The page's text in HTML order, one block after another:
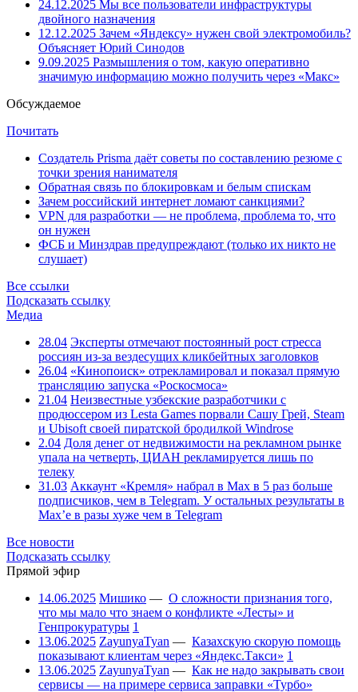
24.12.2025 Мы все пользователи инфраструктуры
двойного назначения
12.12.2025 Зачем «Яндексу» нужен свой электромобиль?
Объясняет Юрий Синодов
9.09.2025 Размышления о том, какую оперативно
значимую информацию можно получить через «Макс»
Обсуждаемое
Почитать
Создатель Prisma даёт советы по составлению резюме с
точки зрения нанимателя
Обратная связь по блокировкам и белым спискам
Зачем российский интернет ломают санкциями?
VPN для разработки — не проблема, проблема то, что
он нужен
ФСБ и Минздрав предупреждают (только их никто не
слушает)
Все ссылки
Подсказать ссылку
Медиа
28.04 Эксперты отмечают постоянный рост стресса
россиян из-за вездесущих кликбейтных заголовков
26.04 «Кинопоиск» отрекламировал и показал прямую
трансляцию запуска «Роскосмоса»
21.04 Неизвестные узбекские разработчики с
продюссером из Lesta Games порвали Сашу Грей, Steam
и Ubisoft своей пиратской бродилкой Windrose
2.04 Доля денег от недвижимости на рекламном рынке
упала на четверть, ЦИАН рекламируется лишь по
телеку
31.03 Аккаунт «Кремля» набрал в Max в 5 раз больше
подписчиков, чем в Telegram. У остальных результаты в
Max’е в разы хуже чем в Telegram
Все новости
Подсказать ссылку
Прямой эфир
14.06.2025 Мишико — О сложности признания того,
что мы мало что знаем о конфликте «Лесты» и
Генпрокуратуры 1
13.06.2025 ZayunyaTyan — Казахскую скорую помощь
показывают клиентам через «Яндекс.Такси» 1
13.06.2025 ZayunyaTyan — Как не надо закрывать свои
сервисы — на примере сервиса заправки «Турбо»